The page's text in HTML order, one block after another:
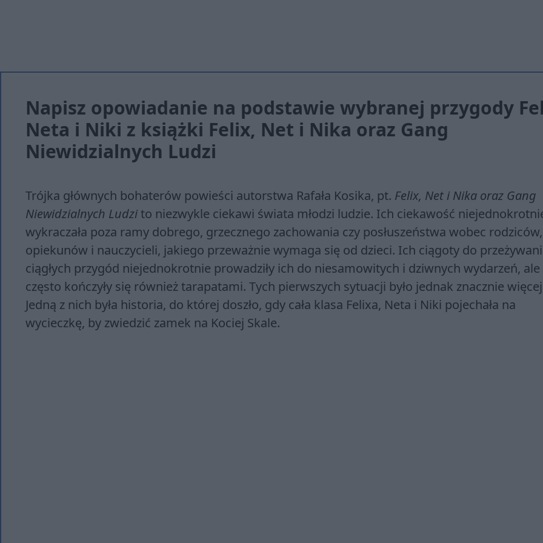
Napisz opowiadanie na podstawie wybranej przygody
Neta i Niki z książki Felix, Net i Nika oraz Gang
Niewidzialnych Ludzi
Trójka głównych bohaterów powieści autorstwa Rafała Kosika, pt. Felix, Net i Nika oraz Gang
Niewidzialnych Ludzi to niezwykle ciekawi świata młodzi ludzie. Ich ciekawość
wykraczała poza ramy dobrego, grzecznego zachowania czy posłuszeństwa wobec rodziców,
opiekunów i nauczycieli, jakiego przeważnie wymaga się od dzieci. Ich ciągoty do
ciągłych przygód niejednokrotnie prowadziły ich do niesamowitych i dziwnych wydarzeń, ale
często kończyły się również tarapatami. Tych pierwszych sytuacji było jednak znacznie
Jedną z nich była historia, do której doszło, gdy cała klasa Felixa, Neta i Niki pojechała na
wycieczkę, by zwiedzić zamek na Kociej Skale.